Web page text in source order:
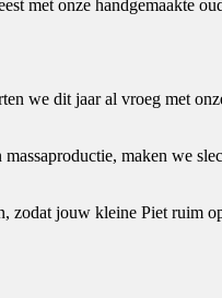
met onze handgemaakte
we dit jaar al vroeg met
maken we
zodat jouw kleine Piet ruim